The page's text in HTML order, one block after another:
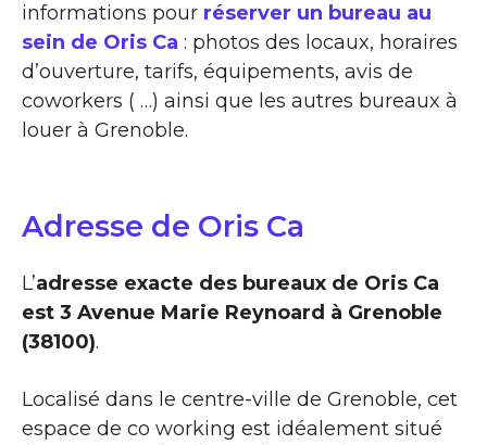
informations pour réserver un bureau au
sein de Oris Ca : photos des locaux, horaires
d’ouverture, tarifs, équipements, avis de
coworkers ( …) ainsi que les autres bureaux à
louer à Grenoble.
Adresse de Oris Ca
L’adresse exacte des bureaux de Oris Ca
est 3 Avenue Marie Reynoard à Grenoble
(38100).
Localisé dans le centre-ville de Grenoble, cet
espace de co working est idéalement situé